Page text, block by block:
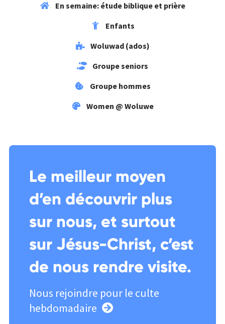
En semaine: étude biblique et prière
Enfants
Woluwad (ados)
Groupe seniors
Groupe hommes
Women @ Woluwe
Le meilleur moyen
d’en découvrir plus
sur nous, et surtout
sur Jésus-Christ, c’est
de nous rendre visite.
Nous rejoindre pour le culte
hebdomadaire